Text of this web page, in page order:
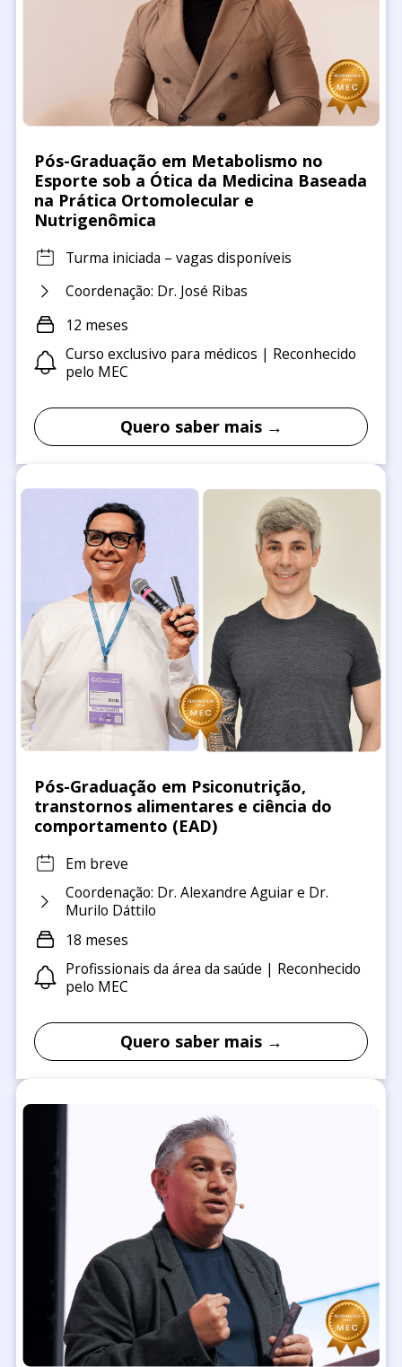
Pós-Graduação em Metabolismo no
Esporte sob a Ótica da Medicina Baseada
na Prática Ortomolecular e
Nutrigenômica
Turma iniciada – vagas disponíveis
Coordenação: Dr. José Ribas
12 meses
Curso exclusivo para médicos | Reconhecido
pelo MEC
Quero saber mais →
Pós-Graduação em Psiconutrição,
transtornos alimentares e ciência do
comportamento (EAD)
Em breve
Coordenação: Dr. Alexandre Aguiar e Dr.
Murilo Dáttilo
18 meses
Profissionais da área da saúde | Reconhecido
pelo MEC
Quero saber mais →